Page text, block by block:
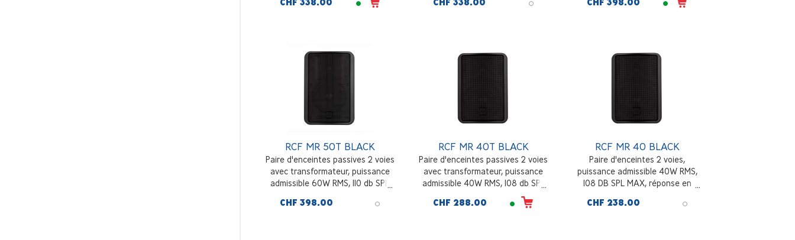
CHF 338.00 CHF 338.00
inclus, blanc
CHF 398.00
RCF MR 50T BLACK
Paire d'enceintes passives 2 voies
avec transformateur, puissance
admissible 60W RMS, 110 db SPL
inclus, noir
CHF 398.00
RCF MR 40T BLACK
Paire d'enceintes passives 2 voies
avec transformateur, puissance
admissible 40W RMS, 108 db SPL
max, accessoire de montage mural
inclus, noir
CHF 288.00
RCF MR 40 BLACK
Paire d'enceintes 2 voies,
puissance admissible 40W RMS,
108 DB SPL MAX, réponse en
accessoire de montage mural
CHF 238.00